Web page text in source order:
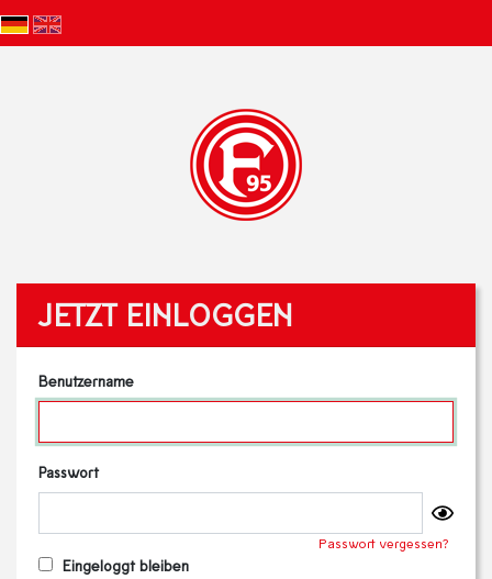
JETZT EINLOGGEN
Benutzername
Passwort
Passwort vergessen?
Eingeloggt bleiben